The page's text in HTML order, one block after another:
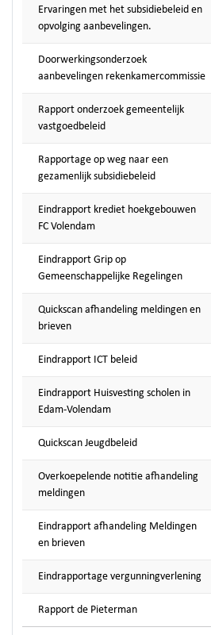
Ervaringen met het subsidiebeleid en
opvolging aanbevelingen.
Doorwerkingsonderzoek
aanbevelingen rekenkamercommissie
Rapport onderzoek gemeentelijk
vastgoedbeleid
Rapportage op weg naar een
gezamenlijk subsidiebeleid
Eindrapport krediet hoekgebouwen
FC Volendam
Eindrapport Grip op
Gemeenschappelijke Regelingen
Quickscan afhandeling meldingen en
brieven
Eindrapport ICT beleid
Eindrapport Huisvesting scholen in
Edam-Volendam
Quickscan Jeugdbeleid
Overkoepelende notitie afhandeling
meldingen
Eindrapport afhandeling Meldingen
en brieven
Eindrapportage vergunningverlening
Rapport de Pieterman